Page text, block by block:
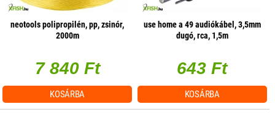
neotools polipropilén, pp, zsinór,
2000m
7 840 Ft
KOSÁRBA
use home a 49 audiókábel, 3,5mm
dugó, rca, 1,5m
643 Ft
KOSÁRBA